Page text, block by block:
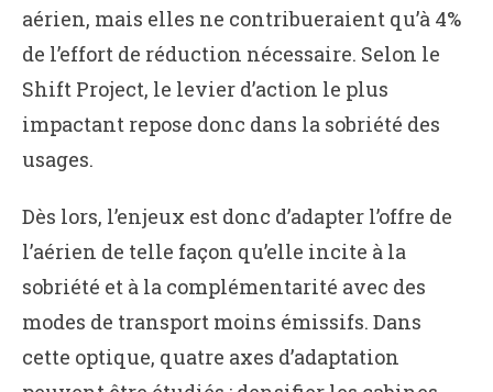
aérien, mais elles ne contribueraient qu’à 4%
de l’effort de réduction nécessaire. Selon le
Shift Project, le levier d’action le plus
impactant repose donc dans la sobriété des
usages.
Dès lors, l’enjeux est donc d’adapter l’offre de
l’aérien de telle façon qu’elle incite à la
sobriété et à la complémentarité avec des
modes de transport moins émissifs. Dans
cette optique, quatre axes d’adaptation